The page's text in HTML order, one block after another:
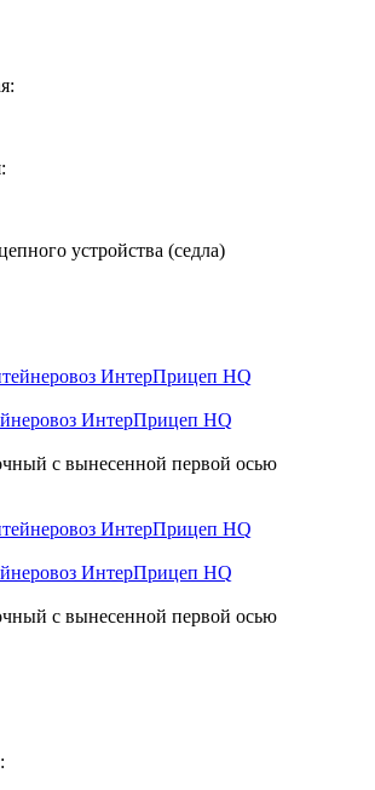
устройства (седла)
ИнтерПрицеп HQ
с вынесенной первой осью
ИнтерПрицеп HQ
с вынесенной первой осью